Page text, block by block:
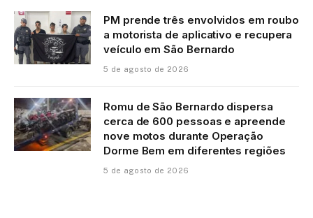
PM prende três envolvidos em roubo
a motorista de aplicativo e recupera
veículo em São Bernardo
5 de agosto de 2026
Romu de São Bernardo dispersa
cerca de 600 pessoas e apreende
nove motos durante Operação
Dorme Bem em diferentes regiões
5 de agosto de 2026